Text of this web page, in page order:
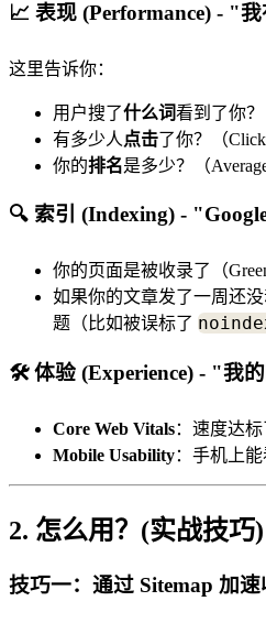
📈 表现 (Performance) - "
这里告诉你：
用户搜了什么词看到了你？
有多少人 点击了你？（
你的排名是多少？（
🔍 索引 (Indexing) -
你的页面是被收录了（
如果你的文章发了一周还
题（比如被误标了
🛠️ 体验 (Experience) - "我
Core Web Vitals：速度达标
Mobile Usability：手机上能
2. 怎么用？(实战技巧)
技巧一：通过 Sitemap 加速